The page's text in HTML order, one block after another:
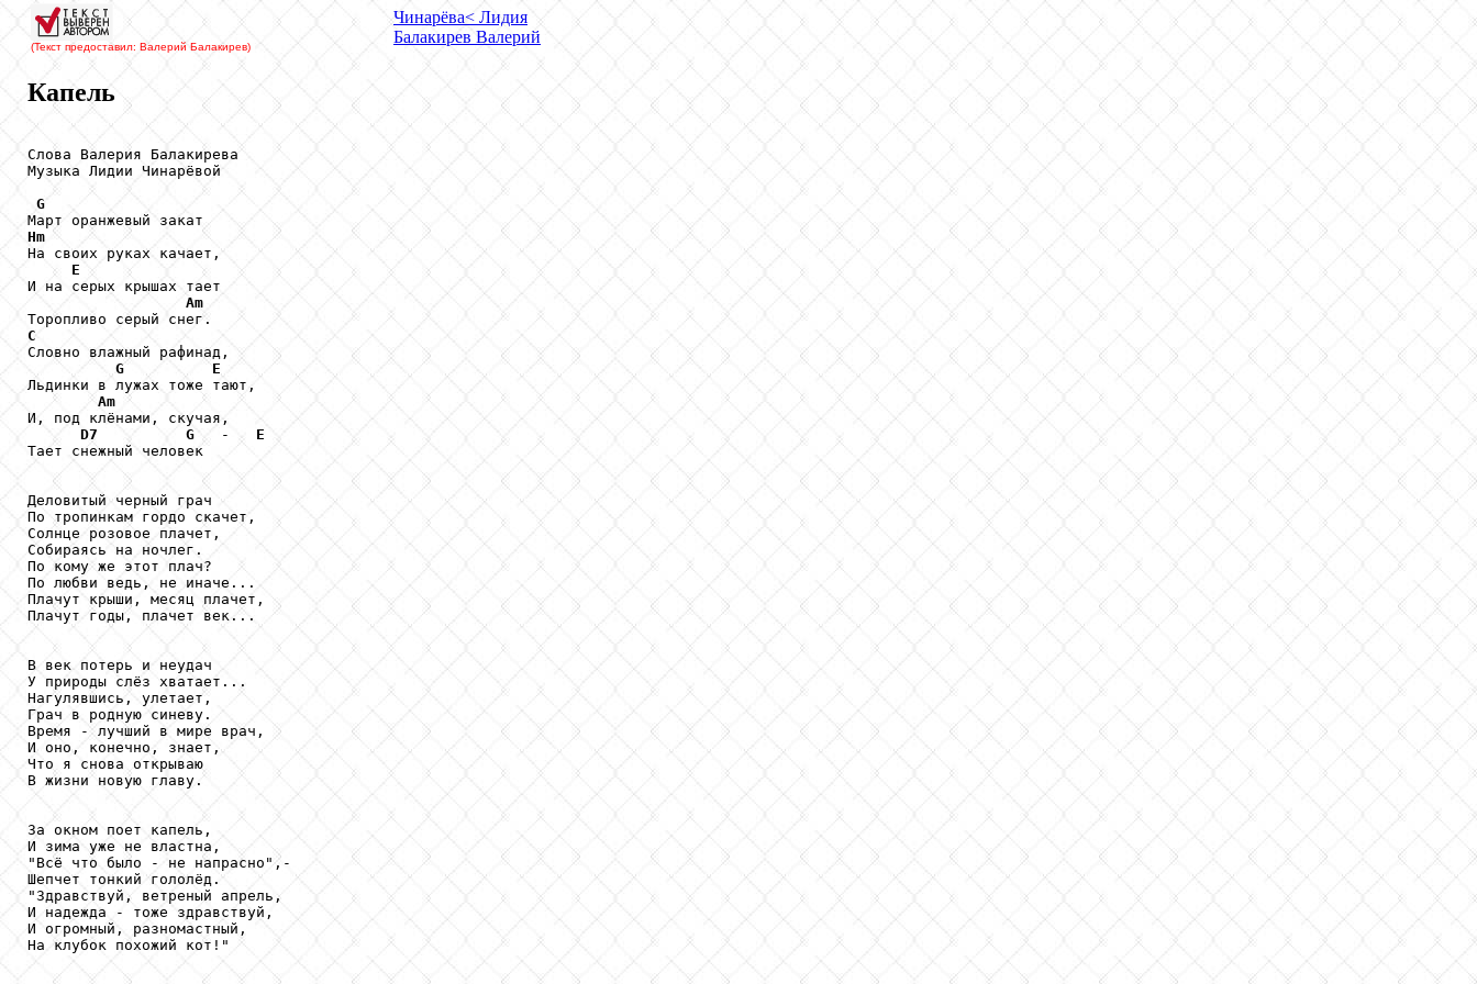
(Текст предоставил: Валерий Балакирев)
Чинарёва< Лидия
Балакирев Валерий
Капель
Слова Валерия Балакирева
Музыка Лидии Чинарёвой
G
Hm
На своих руках качает,
E
И на серых крышах тает
Am
C
Словно влажный рафинад,
G
E
Льдинки в лужах тоже тают,
Am
И, под клёнами, скучая,
D7
G
   -
E
Тает снежный человек
Деловитый черный грач
По тропинкам гордо скачет,
Солнце розовое плачет,
Собираясь на ночлег.
По кому же этот плач?
По любви ведь, не иначе...
Плачут крыши, месяц плачет,
Плачут годы, плачет век...
В век потерь и неудач
У природы слёз хватает...
Нагулявшись, улетает,
Грач в родную синеву.
Время - лучший в мире врач,
И оно, конечно, знает,
Что я снова открываю
В жизни новую главу.
За окном поет капель,
И зима уже не властна,
"Всё что было - не напрасно",-
Шепчет тонкий гололёд.
"Здравствуй, ветреный апрель,
И надежда - тоже здравствуй,
И огромный, разномастный,
На клубок похожий кот!"